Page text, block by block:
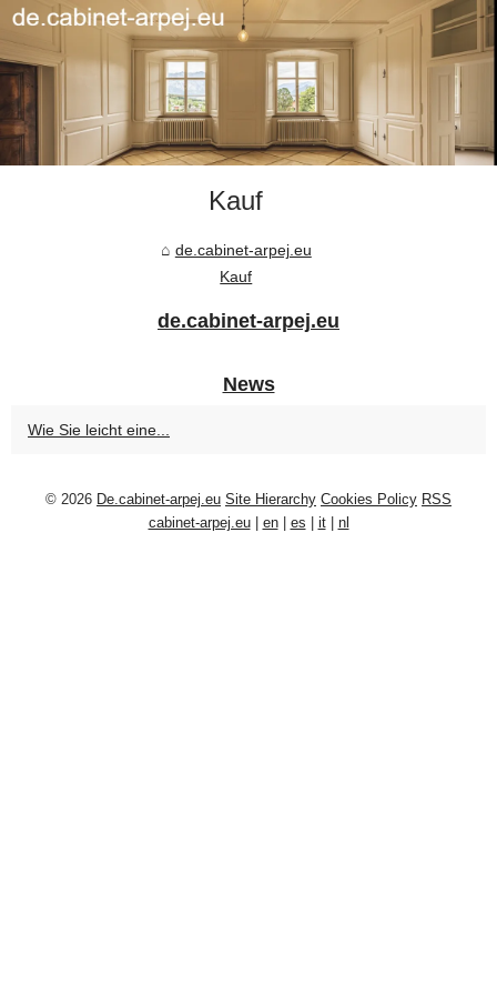
Kauf
de.cabinet-arpej.eu
Kauf
de.cabinet-arpej.eu
News
Wie Sie leicht eine...
© 2026 De.cabinet-arpej.eu Site Hierarchy Cookies Policy RSS
cabinet-arpej.eu| en| es it| nl